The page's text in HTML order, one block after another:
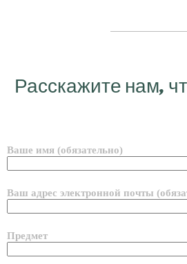
Расскажите нам,
Ваше имя (обязательно)
Ваш адрес электронной почты
Предмет